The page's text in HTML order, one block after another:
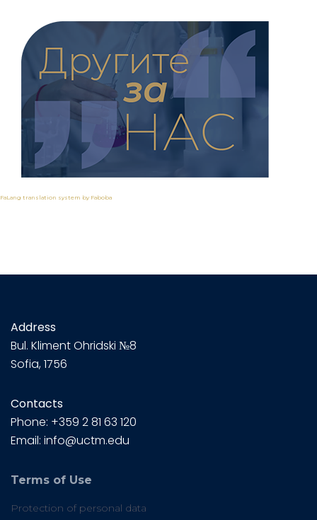
FaLang translation system by Faboba
Address
Bul. Kliment Ohridski №8
Sofia, 1756
Contacts
Phone: +359 2 81 63 120
Email: info@uctm.edu
Terms of Use
Protection of personal data